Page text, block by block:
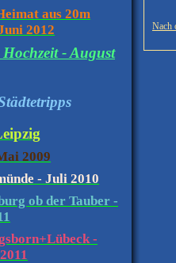
aus 20m
2012
Hochzeit - August
2009
- Juli 2010
ob der Tauber -
-
Nach